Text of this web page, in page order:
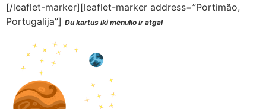
[/leaflet-marker][leaflet-marker address=”Portimão,
Portugalija”] Du kartus iki mėnulio ir atgal